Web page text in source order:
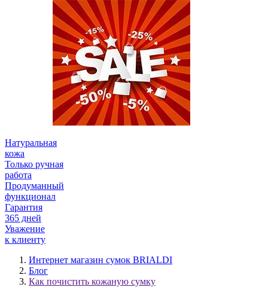
Натуральная
кожа
Только ручная
работа
Продуманный
функционал
Гарантия
365 дней
Уважение
к клиенту
Интернет магазин сумок BRIALDI
Блог
Как почистить кожаную сумку